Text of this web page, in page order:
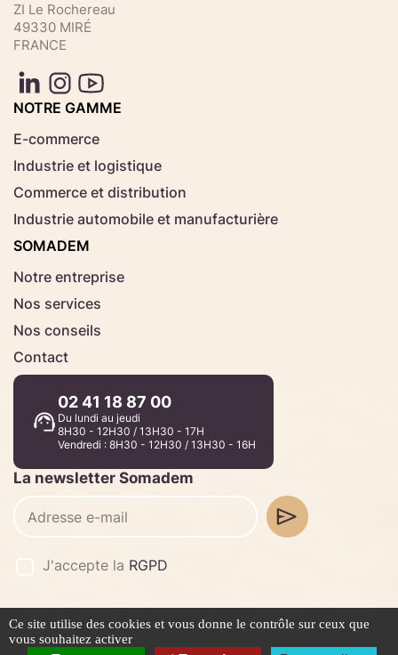
Aucun fichier
Télécharger
ZI Le Rochereau
49330 MIRÉ
FRANCE
NOTRE GAMME
E-commerce
Industrie et logistique
Commerce et distribution
Industrie automobile et manufacturière
SOMADEM
Notre entreprise
Nos services
Nos conseils
Contact
02 41 18 87 00
Du lundi au jeudi
8H30 - 12H30 / 13H30 - 17H
Vendredi : 8H30 - 12H30 / 13H30 - 16H
La newsletter Somadem
J'accepte la RGPD
©2026 -Stafe.fr
Mentions légales
Politique de confidentialité
Ce site utilise des cookies et vous donne le contrôle sur ceux que
vous souhaitez activer